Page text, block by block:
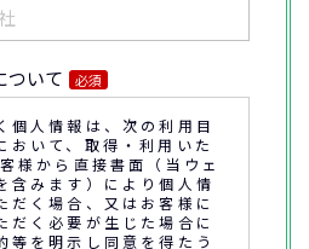
ついて 必須
個人情報は、次の利用目
おいて、取得・利用いた
様から直接書面（当ウェ
含みます）により個人情
だく場合、又はお客様に
だく必要が生じた場合に
等を明示し同意を得たう